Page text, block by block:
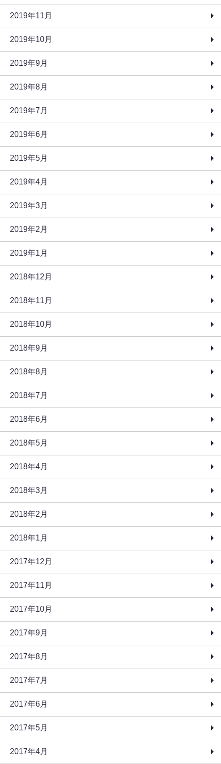
2019年11月
2019年10月
2019年9月
2019年8月
2019年7月
2019年6月
2019年5月
2019年4月
2019年3月
2019年2月
2019年1月
2018年12月
2018年11月
2018年10月
2018年9月
2018年8月
2018年7月
2018年6月
2018年5月
2018年4月
2018年3月
2018年2月
2018年1月
2017年12月
2017年11月
2017年10月
2017年9月
2017年8月
2017年7月
2017年6月
2017年5月
2017年4月